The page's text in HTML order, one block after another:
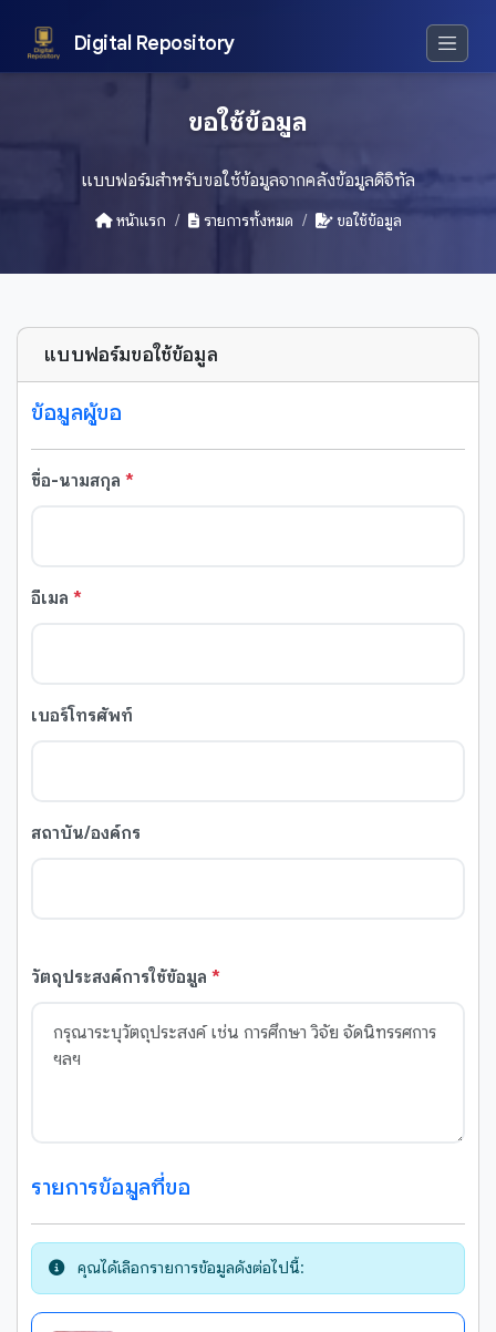
ขอใช้ข้อมูล
แบบฟอร์มสำหรับขอใช้ข้อมูลจากคลังข้อมูลดิจิทัล
หน้าแรก รายการทั้งหมด ขอใช้ข้อมูล
แบบฟอร์มขอใช้ข้อมูล
ข้อมูลผู้ขอ
ชื่อ-นามสกุล *
อีเมล *
เบอร์โทรศัพท์
สถาบัน/องค์กร
วัตถุประสงค์การใช้ข้อมูล *
รายการข้อมูลที่ขอ
คุณได้เลือกรายการข้อมูลดังต่อไปนี้:
Digital Repository